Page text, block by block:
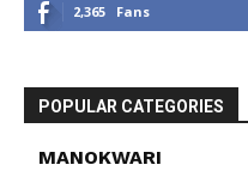
2,365 Fans
POPULAR CATEGORIES
MANOKWARI